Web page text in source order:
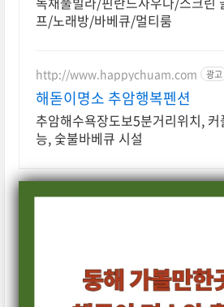
프/노래방/바베큐/멀티룸
http://www.happychuam.com 광고
해돋이명소 추암행복펜션
추암해수욕장도보5분거리위치,
능, 숯불바베큐 시설